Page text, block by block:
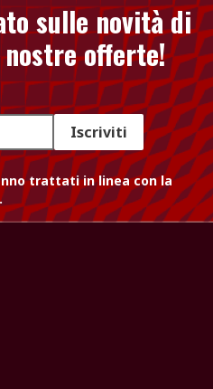
sulle novità di
offerte!
Iscriviti
trattati in linea con la
.